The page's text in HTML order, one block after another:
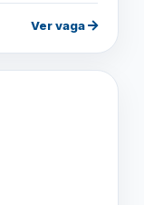
Ver vaga